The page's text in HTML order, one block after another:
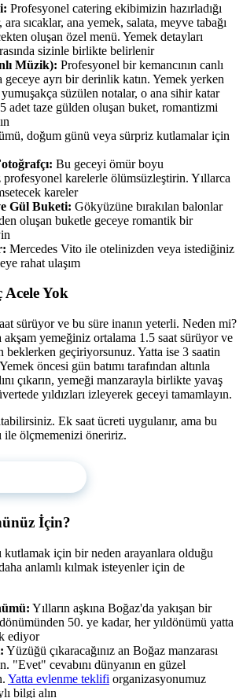
Profesyonel catering ekibimizin hazırladığı
sıcaklar, ana yemek, salata, meyve tabağı
oluşan özel menü. Yemek detayları
sizinle birlikte belirlenir
Müzik): Profesyonel bir kemancının canlı
geceye ayrı bir derinlik katın. Yemek yerken
yumuşakça süzülen notalar, o ana sihir katar
adet taze gülden oluşan buket, romantizmi
doğum günü veya sürpriz kutlamalar için
Bu geceyi ömür boyu
profesyonel karelerle ölümsüzleştirin. Yıllarca
kareler
Gül Buketi: Gökyüzüne bırakılan balonlar
oluşan buketle geceye romantik bir
Mercedes Vito ile otelinizden veya istediğiniz
rahat ulaşım
Acele Yok
sürüyor ve bu süre inanın yeterli. Neden mi?
yemeğiniz ortalama 1.5 saat sürüyor ve
beklerken geçiriyorsunuz. Yatta ise 3 saatin
öncesi gün batımı tarafından altınla
çıkarın, yemeği manzarayla birlikte yavaş
yıldızları izleyerek geceyi tamamlayın.
Ek saat ücreti uygulanır, ama bu
ile ölçmemenizi öneririz.
İçin?
kutlamak için bir neden arayanlara olduğu
anlamlı kılmak isteyenler için de
Yılların aşkına Boğaz'da yakışan bir
50. ye kadar, her yıldönümü yatta
ediyor
Yüzüğü çıkaracağınız an Boğaz manzarası
"Evet" cevabını dünyanın en güzel
Yatta evlenme teklifi organizasyonumuz
bilgi alın